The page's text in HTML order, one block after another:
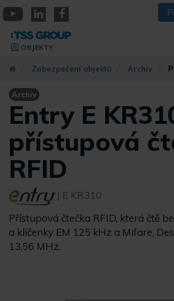
Přejít
k
hlavnímu
obsahuOBJEKTY
Zabezpečení objektů Archiv
Archiv
Entry E
přístupová
RFID
| E KR310
Přístupová čtečka RFID, která čtě
a klíčenky EM 125 kHz a Mifare,
13,56 MHz.